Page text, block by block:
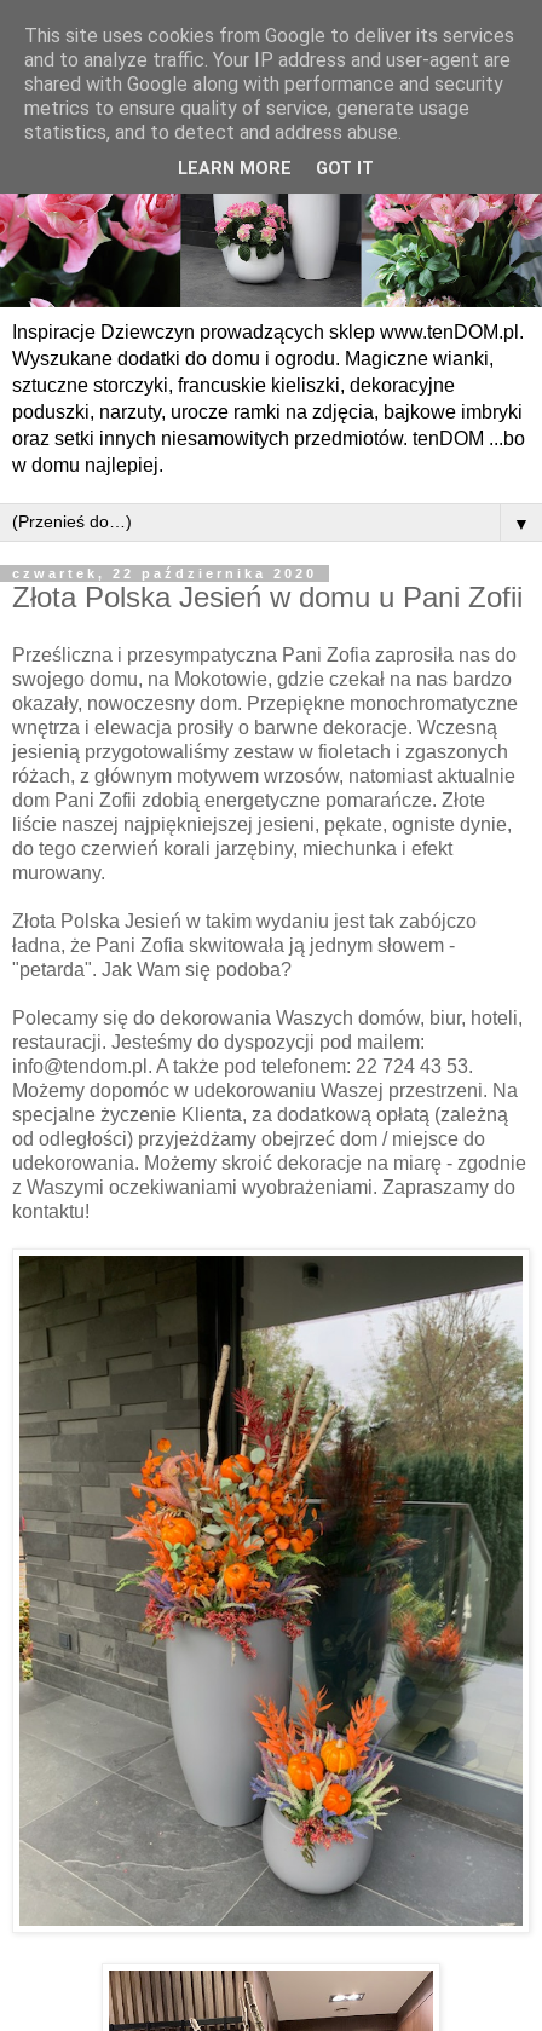
Inspiracje Dziewczyn prowadzących sklep www.tenDOM.pl.
Wyszukane dodatki do domu i ogrodu. Magiczne wianki,
sztuczne storczyki, francuskie kieliszki, dekoracyjne
poduszki, narzuty, urocze ramki na zdjęcia, bajkowe imbryki
oraz setki innych niesamowitych przedmiotów. tenDOM ...bo
w domu najlepiej.
▼
czwartek, 22 października 2020
Złota Polska Jesień w domu u Pani Zofii
Prześliczna i przesympatyczna Pani Zofia zaprosiła nas do
swojego domu, na Mokotowie, gdzie czekał na nas bardzo
okazały, nowoczesny dom. Przepiękne monochromatyczne
wnętrza i elewacja prosiły o barwne dekoracje. Wczesną
jesienią przygotowaliśmy zestaw w fioletach i zgaszonych
różach, z głównym motywem wrzosów, natomiast aktualnie
dom Pani Zofii zdobią energetyczne pomarańcze. Złote
liście naszej najpiękniejszej jesieni, pękate, ogniste dynie,
do tego czerwień korali jarzębiny, miechunka i efekt
murowany.
Złota Polska Jesień w takim wydaniu jest tak zabójczo
ładna, że Pani Zofia skwitowała ją jednym słowem -
"petarda". Jak Wam się podoba?
Polecamy się do dekorowania Waszych domów, biur, hoteli,
restauracji. Jesteśmy do dyspozycji pod mailem:
info@tendom.pl. A także pod telefonem: 22 724 43 53.
Możemy dopomóc w udekorowaniu Waszej przestrzeni. Na
specjalne życzenie Klienta, za dodatkową opłatą (zależną
od odległości) przyjeżdżamy obejrzeć dom / miejsce do
udekorowania. Możemy skroić dekoracje na miarę - zgodnie
z Waszymi oczekiwaniami wyobrażeniami. Zapraszamy do
kontaktu!
This site uses cookies from Google to deliver its services
and to analyze traffic. Your IP address and user-agent are
shared with Google along with performance and security
metrics to ensure quality of service, generate usage
statistics, and to detect and address abuse.
LEARN MORE GOT IT